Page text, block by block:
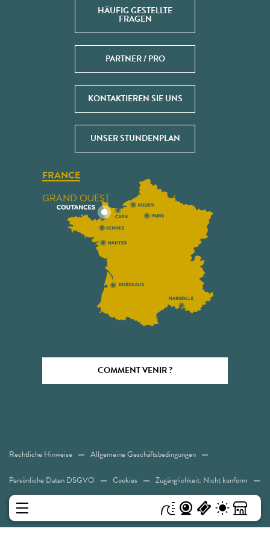
HÄUFIG GESTELLTE
FRAGEN
PARTNER / PRO
KONTAKTIEREN SIE UNS
UNSER STUNDENPLAN
FRANCE
GRAND OUEST
COMMENT VENIR ?
Rechtliche Hinweise Allgemeine Geschäftsbedingungen
Persönliche Daten DSGVO Cookies Zugänglichkeit: Nicht konform
Sitemap